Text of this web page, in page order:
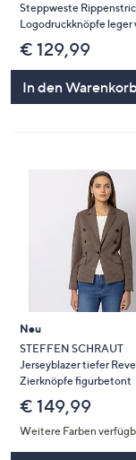
Steppweste
Logodruckknöpfe leger
€ 129,99
In den Warenkorb
Neu
STEFFEN SCHRAUT
Jerseyblazer tiefer
Zierknöpfe figurbetont
€ 149,99
Weitere Farben